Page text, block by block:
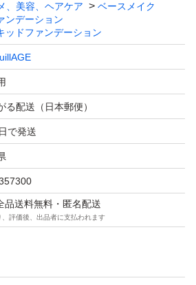
慮ください。
、美容、ヘアケア
ベースメイク
ンデーション
ッドファンデーション
る配送（日本郵便）
で発送
品送料無料・匿名配送
評価後、出品者に支払われます